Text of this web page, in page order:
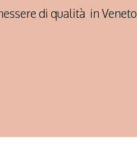
di qualità in Veneto